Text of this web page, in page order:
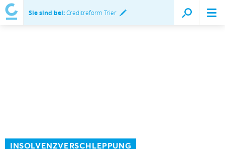
Sie sind bei:Creditreform Trier
INSOLVENZVERSCHLEPPUNG